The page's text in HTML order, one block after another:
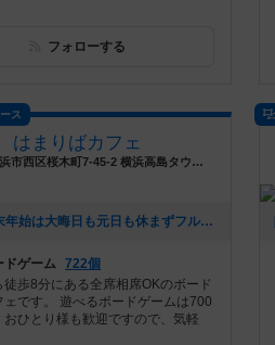
フォローする
ス
はまりばカフェ
神奈川県横浜市西区桜木町7-45-2 横浜高島タウンハイツ2階
[NEW] 年末年始は大晦日も元日も休まずフル営業（2024年12月29日 20時19分）
ドゲーム 722個
徒歩8分にある全席相席OKのボード
ェです。 遊べるボードゲームは700
おひとり様も歓迎ですので、気軽